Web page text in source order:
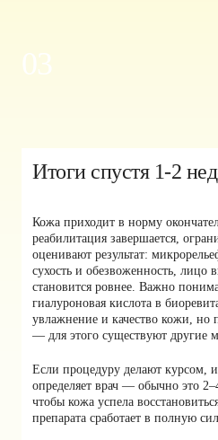
03
Итоги спустя 1-2
Кожа приходит в норму
реабилитация завершается,
оценивают результат:
сухость и обезвоженность, лицо
становится ровнее. Важно
гиалуроновая кислота в
увлажнение и качество кожи, но
— для этого существуют другие
Если процедуру делают курсом,
определяет врач — обычно это
чтобы кожа успела
препарата сработает в полную